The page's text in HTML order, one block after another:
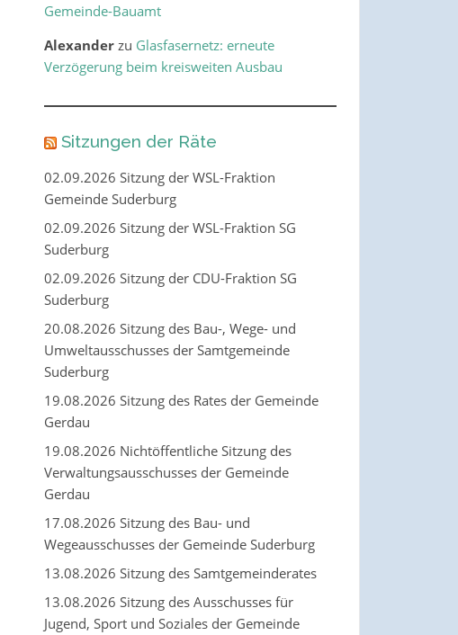
Gemeinde-Bauamt
Alexanderzu Glasfasernetz: erneute
Verzögerung beim kreisweiten Ausbau
Sitzungen der Räte
02.09.2026 Sitzung der WSL-Fraktion
Gemeinde Suderburg
02.09.2026 Sitzung der WSL-Fraktion SG
Suderburg
02.09.2026 Sitzung der CDU-Fraktion SG
Suderburg
20.08.2026 Sitzung des Bau-, Wege- und
Umweltausschusses der Samtgemeinde
Suderburg
19.08.2026 Sitzung des Rates der Gemeinde
Gerdau
19.08.2026 Nichtöffentliche Sitzung des
Verwaltungsausschusses der Gemeinde
Gerdau
17.08.2026 Sitzung des Bau- und
Wegeausschusses der Gemeinde Suderburg
13.08.2026 Sitzung des Samtgemeinderates
13.08.2026 Sitzung des Ausschusses für
Jugend, Sport und Soziales der Gemeinde